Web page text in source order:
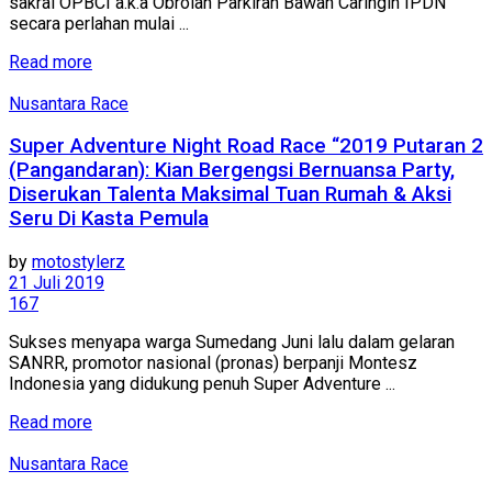
secara perlahan mulai ...
Read more
Nusantara Race
Super Adventure Night Road Race “2019 Putaran 2
(Pangandaran): Kian Bergengsi Bernuansa Party,
Diserukan Talenta Maksimal Tuan Rumah & Aksi
Seru Di Kasta Pemula
by motostylerz
21 Juli 2019
167
Sukses menyapa warga Sumedang Juni lalu dalam gelaran
SANRR, promotor nasional (pronas) berpanji Montesz
Indonesia yang didukung penuh Super Adventure ...
Read more
Nusantara Race